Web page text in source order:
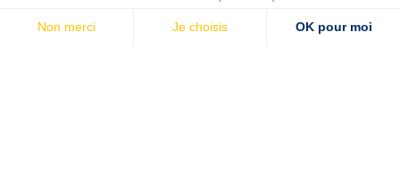
Gamme Toitures Inclinées